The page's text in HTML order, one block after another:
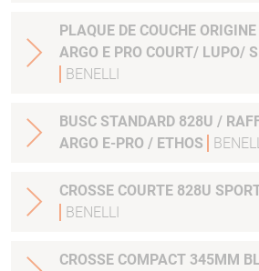
PLAQUE DE COUCHE
ARGO E PRO COURT/ LUPO/
BENELLI
BUSC STANDARD 828U /
ARGO E-PRO / ETHOS
CROSSE COURTE 828U
BENELLI
CROSSE COMPACT 345MM